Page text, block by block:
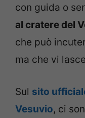
con guida o
al cratere del
che può
ma che vi
Sul sito
Vesuvio, ci